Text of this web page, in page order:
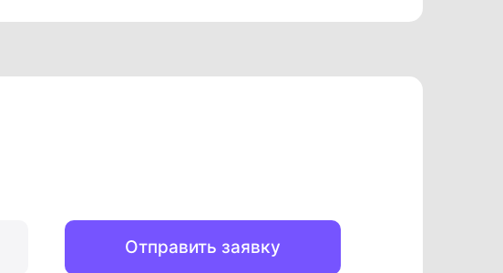
Отправить заявку